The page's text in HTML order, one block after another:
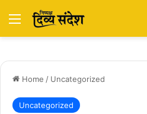
Menu
Home / Uncategorized
Uncategorized